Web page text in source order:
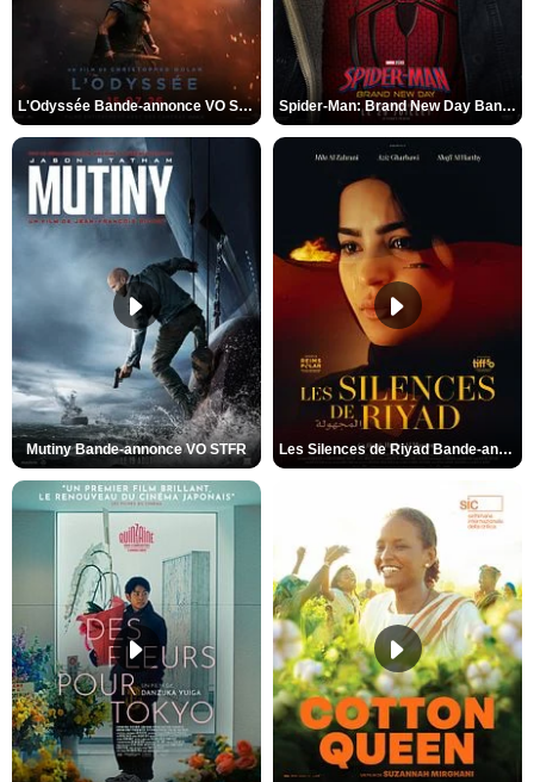
L'Odyssée Bande-annonce VO STFR Spider-Man: Brand New Day Bande-annonce VO STFR
Mutiny Bande-annonce VO STFR Les Silences de Riyad Bande-annonce VO STFR